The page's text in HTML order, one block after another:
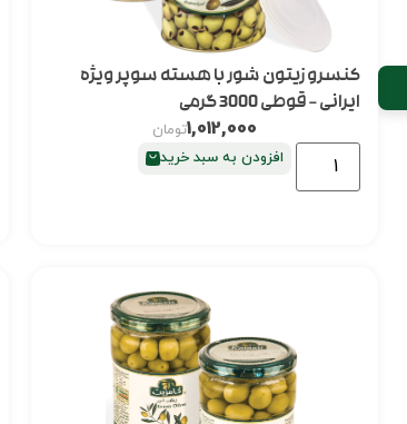
کنسرو زیتون شور با هسته سوپر ویژه
ایرانی – قوطی 3000 گرمی
1,012,000تومان
افزودن به سبد خرید